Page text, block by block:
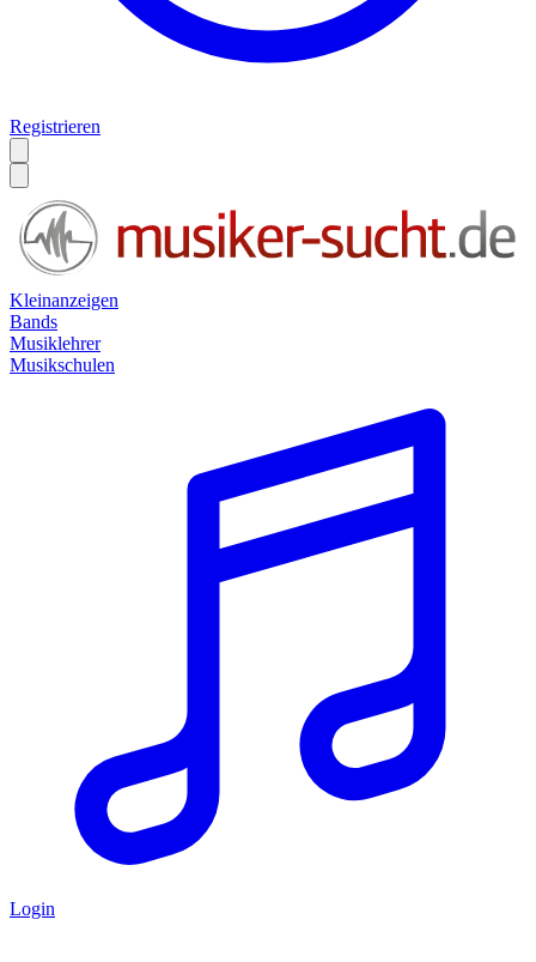
Registrieren
Kleinanzeigen
Bands
Musiklehrer
Musikschulen
Login